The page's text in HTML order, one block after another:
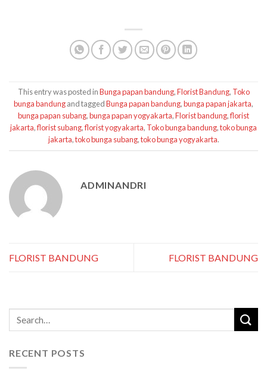
This entry was posted inBunga papan bandung,Florist Bandung, Toko
bunga bandungand taggedBunga papan bandung,bunga papan jakarta,
bunga papan subang,bunga papan yogyakarta,Florist bandung,florist
jakarta,florist subang,florist yogyakarta, Toko bunga bandung,toko bunga
jakarta,toko bunga subang,toko bunga yogyakarta.
ADMINANDRI
FLORIST BANDUNG FLORIST BANDUNG
RECENT POSTS